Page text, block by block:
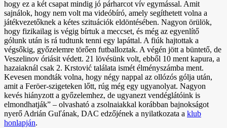
hogy ez a két csapat mindig jó párharcot vív egymással. Amit
sajnálok, hogy nem volt ma videóbíró, amely segíthetett volna a
játékvezetőknek a kétes szituációk eldöntésében. Nagyon örülök,
hogy fizikailag is végig bírtuk a meccset, és még az egyenlítő
gólunk után is rá tudtunk tenni egy lapáttal. A fiúk hajtottak a
végsőkig, győzelemre törően futballoztak. A végén jött a büntető, de
Veszelinov óriásit védett. 21 lövésünk volt, ebből 10 ment kapura, a
hazaiaknál csak 2. Krstović találata ismét élményszámba ment.
Kevesen mondták volna, hogy négy nappal az ollózós gólja után,
amit a Feröer-szigeteken lőtt, rúg még egy ugyanolyat. Nagyon
kevés hiányzott a győzelemhez, de ugyanezt vendéglátóink is
elmondhatják” – olvasható a zsolnaiakkal korábban bajnokságot
nyerő Adrián Guľának, DAC edzőjének a nyilatkozata a klub
honlapján.